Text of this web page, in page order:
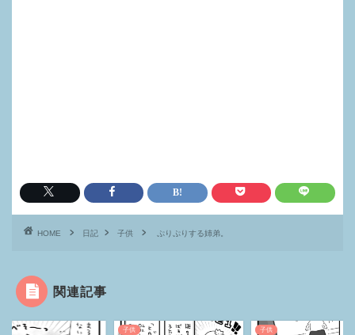
HOME 日記 子供 ぷりぷりする姉弟。
関連記事
子供 子供